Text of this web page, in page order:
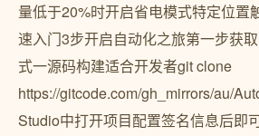
量低于20%时开启省电模式特定位置
速入门3步开启自动化之旅第一步获
式一源码构建适合开发者git clone
https://gitcode.com/gh_mirrors/au/
Studio中打开项目配置签名信息后即